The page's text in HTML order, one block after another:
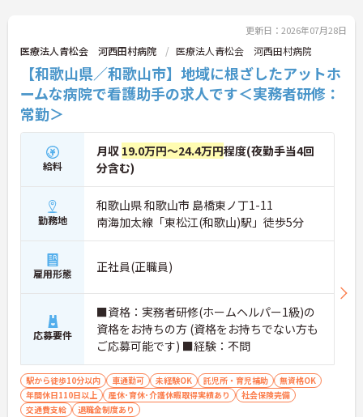
更新日：2026年07月28日
医療法人青松会 河西田村病院 医療法人青松会 河西田村病院
【和歌山県／和歌山市】地域に根ざしたアットホ
ームな病院で看護助手の求人です＜実務者研修：
常勤＞
給料
月収 19.0万円～24.4万円程度(夜勤手当4回
分含む)
勤務地
和歌山県 和歌山市 島橋東ノ丁1-11
南海加太線「東松江(和歌山)駅」徒歩5分
雇用形態 正社員(正職員)
応募要件
■資格：実務者研修(ホームヘルパー1級)の
資格をお持ちの方 (資格をお持ちでない方も
ご応募可能です) ■経験：不問
駅から徒歩10分以内 車通勤可 未経験OK 託児所・育児補助
無資格OK
年間休日110日以上
産休･育休･介護休暇取得実績あり
社会保険完備
交通費支給
退職金制度あり